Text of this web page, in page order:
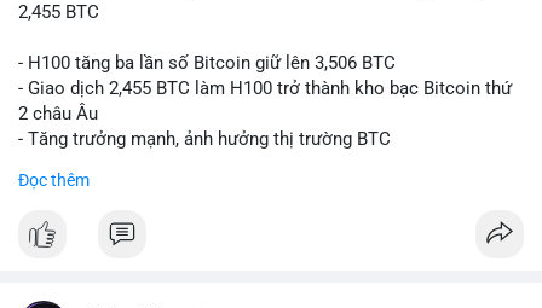
2,455 BTC
- H100 tăng ba lần số Bitcoin giữ lên 3,506 BTC
- Giao dịch 2,455 BTC làm H100 trở thành kho bạc Bitcoin thứ
2 châu Âu
- Tăng trưởng mạnh, ảnh hưởng thị trường BTC
#binancesquare
$btc
Đọc thêm